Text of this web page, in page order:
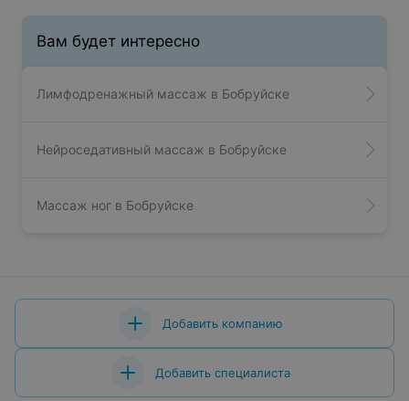
Вам будет интересно
Лимфодренажный массаж в Бобруйске
Нейроседативный массаж в Бобруйске
Массаж ног в Бобруйске
Добавить компанию
Добавить специалиста